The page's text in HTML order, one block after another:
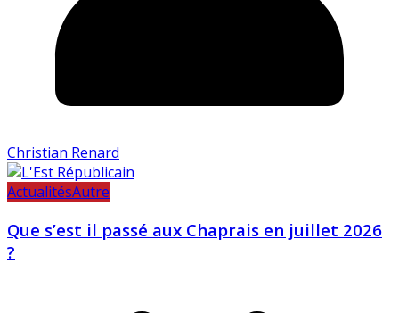
Christian Renard
ActualitésAutre
Que s’est il passé aux Chaprais en juillet 2026
?